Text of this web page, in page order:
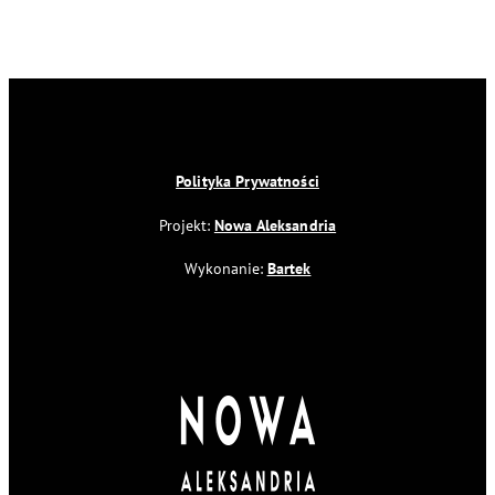
Polityka Prywatności
Projekt: Nowa Aleksandria
Wykonanie: Bartek